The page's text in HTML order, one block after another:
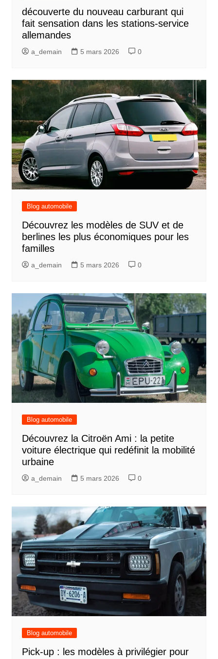
découverte du nouveau carburant qui
fait sensation dans les stations-service
allemandes
a_demain 5 mars 2026 0
Blog automobile
Découvrez les modèles de SUV et de
berlines les plus économiques pour les
familles
a_demain 5 mars 2026 0
Blog automobile
Découvrez la Citroën Ami : la petite
voiture électrique qui redéfinit la mobilité
urbaine
a_demain 5 mars 2026 0
Blog automobile
Pick-up : les modèles à privilégier pour